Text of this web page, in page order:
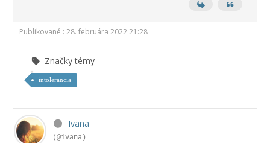
Publikované : 28. februára 2022 21:28
Značky témy
intolerancia
Ivana
(@ivana)